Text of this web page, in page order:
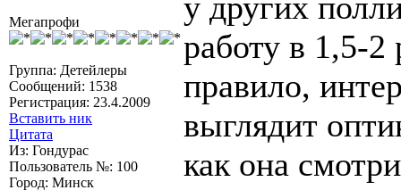
Мегапрофи
Группа: Детейлеры
Сообщений: 1538
Регистрация: 23.4.2009
Вставить ник
Цитата
Из: Гондурас
Пользователь №: 100
Город: Минск
работу в 1,5-
правило,
выглядит
как она